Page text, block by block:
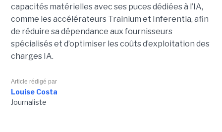
capacités matérielles avec ses puces dédiées à l’IA,
comme les accélérateurs Trainium et Inferentia, afin
de réduire sa dépendance aux fournisseurs
spécialisés et d’optimiser les coûts d’exploitation des
charges IA.
Article rédigé par
Louise Costa
Journaliste